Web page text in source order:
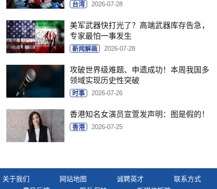
台湾 2026-07-28
美军武器快打光了？高端武器库存告急，
专家最怕一事发生
新闻解画 2026-07-28
攻破世界级难题、申遗成功！本周我国多
领域实现历史性突破
时事 2026-07-26
香港知名女演员宣萱发声明：图是假的！
香港 2026-07-25
关于我们 网站地图 诚聘英才
联系方式